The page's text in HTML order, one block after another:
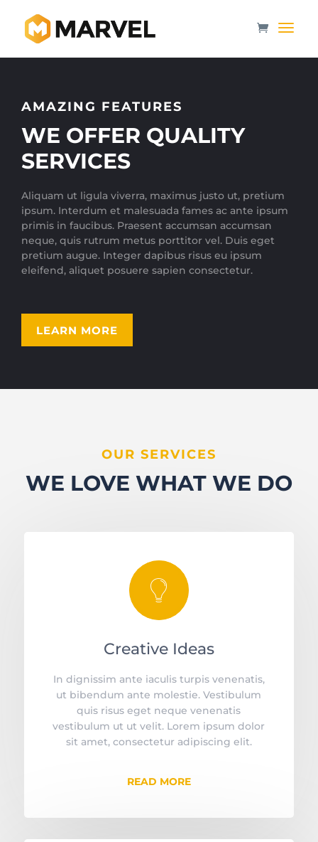
AMAZING FEATURES
WE OFFER QUALITY
SERVICES
Aliquam ut ligula viverra, maximus justo ut, pretium
ipsum. Interdum et malesuada fames ac ante ipsum
primis in faucibus. Praesent accumsan accumsan
neque, quis rutrum metus porttitor vel. Duis eget
pretium augue. Integer dapibus risus eu ipsum
eleifend, aliquet posuere sapien consectetur.
LEARN MORE
OUR SERVICES
WE LOVE WHAT WE DO
󡤫
Creative Ideas
In dignissim ante iaculis turpis venenatis,
ut bibendum ante molestie. Vestibulum
quis risus eget neque venenatis
vestibulum ut ut velit. Lorem ipsum dolor
sit amet, consectetur adipiscing elit.
READ MORE